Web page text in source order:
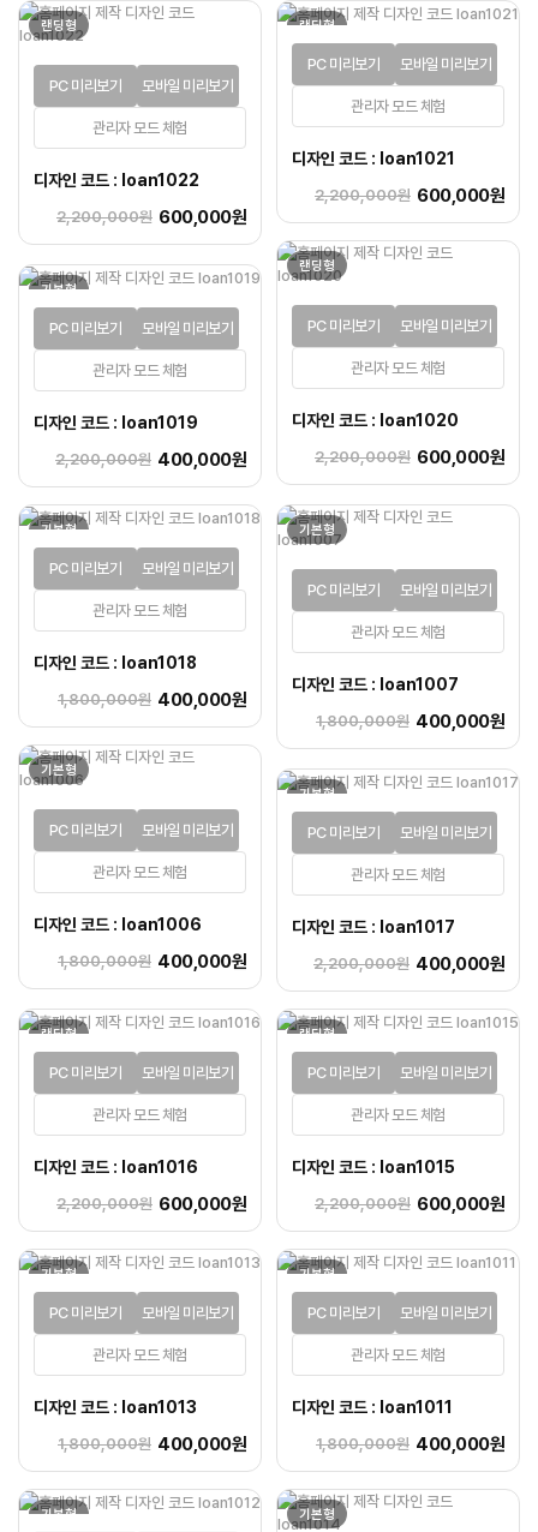
랜딩형
관리자 모드 체험
PC 미리보기 모바일 미리보기
디자인 코드 : loan1022
2,200,000원 600,000원
랜딩형
관리자 모드 체험
PC 미리보기 모바일 미리보기
디자인 코드 : loan1021
2,200,000원 600,000원
랜딩형
관리자 모드 체험
PC 미리보기 모바일 미리보기
디자인 코드 : loan1020
2,200,000원 600,000원
기본형
관리자 모드 체험
PC 미리보기 모바일 미리보기
디자인 코드 : loan1019
2,200,000원 400,000원
기본형
관리자 모드 체험
PC 미리보기 모바일 미리보기
디자인 코드 : loan1018
1,800,000원 400,000원
기본형
관리자 모드 체험
PC 미리보기 모바일 미리보기
디자인 코드 : loan1007
1,800,000원 400,000원
기본형
관리자 모드 체험
PC 미리보기 모바일 미리보기
디자인 코드 : loan1006
1,800,000원 400,000원
기본형
관리자 모드 체험
PC 미리보기 모바일 미리보기
디자인 코드 : loan1017
2,200,000원 400,000원
랜딩형
관리자 모드 체험
PC 미리보기 모바일 미리보기
디자인 코드 : loan1016
2,200,000원 600,000원
랜딩형
관리자 모드 체험
PC 미리보기 모바일 미리보기
디자인 코드 : loan1015
2,200,000원 600,000원
기본형
관리자 모드 체험
PC 미리보기 모바일 미리보기
디자인 코드 : loan1013
1,800,000원 400,000원
기본형
관리자 모드 체험
PC 미리보기 모바일 미리보기
디자인 코드 : loan1011
1,800,000원 400,000원
기본형 기본형